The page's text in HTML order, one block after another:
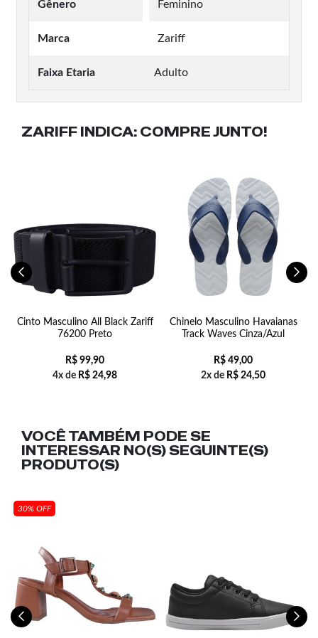
Gênero Feminino
Marca Zariff
Faixa Etaria Adulto
ZARIFF INDICA: COMPRE JUNTO!
Cinto Masculino All Black Zariff
76200 Preto
R$ 99,90
4x de R$ 24,98
Chinelo Masculino Havaianas
Track Waves Cinza/Azul
R$ 49,00
2x de R$ 24,50
VOCÊ TAMBÉM PODE SE
INTERESSAR NO(S) SEGUINTE(S)
PRODUTO(S)
30% OFF